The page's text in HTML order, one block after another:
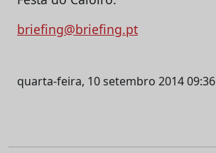
briefing@briefing.pt
quarta-feira, 10 setembro 2014 09:36